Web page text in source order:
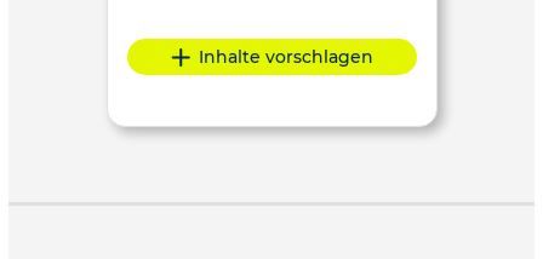
Inhalte vorschlagen